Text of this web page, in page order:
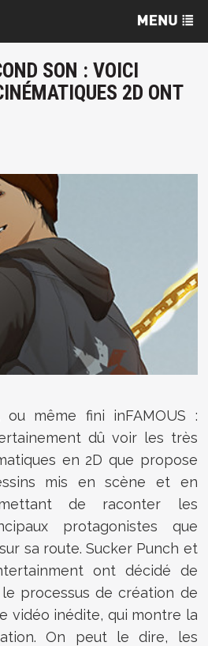
SON : VOICI
2D ONT
même fini inFAMOUS :
dû voir les très
en 2D que propose
mis en scène et en
de raconter les
protagonistes que
sa route. Sucker Punch et
ont décidé de
processus de création de
vidéo inédite, qui montre la
On peut le dire, les